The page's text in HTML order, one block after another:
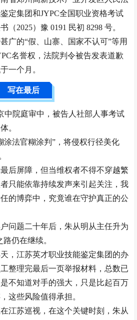
定集团和JYPC全国职业资格考试
（2025）豫 0191 民初 8298 号。
广的“假、山寨、国家不认可”等用
名誉权，法院判令被告发表道歉
一个月。
写在最后
中院庭审中，被告人社部人事考试
。
涂法官糊涂判”，将侵权行径美化
后屏障，但当维权者不得不穿越繁
只能依靠持续发声来引起关注，我
的博弈中，究竟谁在守护真正的公
问题二十年后，朱从明从主任升为
仍在继续。
，江苏英才职业技能鉴定集团的办
整理完最后一页举报材料，总数已
不知道对手的强大，只是比起百万
这些风险值得承担。
江苏巡视，在这个关键时刻，朱从